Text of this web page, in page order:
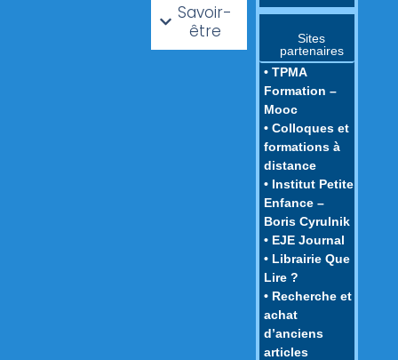
Savoir-
être
Sites
partenaires
• TPMA
Formation –
Mooc
• Colloques et
formations à
distance
• Institut Petite
Enfance –
Boris Cyrulnik
• EJE Journal
• Librairie Que
Lire ?
• Recherche et
achat
d’anciens
articles